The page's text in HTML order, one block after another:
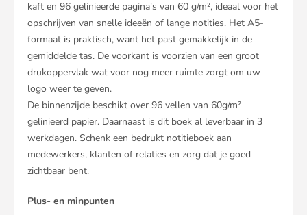
kaft en 96 gelinieerde pagina's van 60 g/m², ideaal voor het
opschrijven van snelle ideeën of lange notities. Het A5-
formaat is praktisch, want het past gemakkelijk in de
gemiddelde tas. De voorkant is voorzien van een groot
drukoppervlak wat voor nog meer ruimte zorgt om uw
logo weer te geven.
De binnenzijde beschikt over 96 vellen van 60g/m²
gelinieerd papier. Daarnaast is dit boek al leverbaar in 3
werkdagen. Schenk een bedrukt notitieboek aan
medewerkers, klanten of relaties en zorg dat je goed
zichtbaar bent.
Plus- en minpunten